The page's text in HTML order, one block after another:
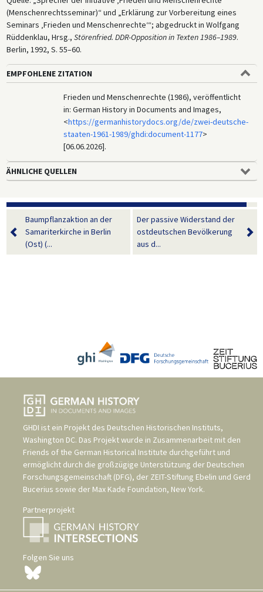
(Menschenrechtsseminar)“ und „Erklärung zur Vorbereitung eines
Seminars ‚Frieden und Menschenrechte‘“; abgedruckt in Wolfgang
Rüddenklau, Hrsg., Störenfried. DDR-Opposition in Texten 1986–1989.
Berlin, 1992, S. 55–60.
EMPFOHLENE ZITATION
Frieden und Menschenrechte (1986), veröffentlicht
in: German History in Documents and Images,
<https://germanhistorydocs.org/de/zwei-deutsche-
staaten-1961-1989/ghdi:document-1177>
[06.06.2026].
ÄHNLICHE QUELLEN
Baumpflanzaktion an der
Samariterkirche in Berlin
(Ost) (...
Der passive Widerstand der
ostdeutschen Bevölkerung
aus d...
GHDI ist ein Projekt des Deutschen Historischen Instituts,
Washington DC. Das Projekt wurde in Zusammenarbeit mit den
Friends of the German Historical Institute durchgeführt und
ermöglicht durch die großzügige Unterstützung der Deutschen
Forschungsgemeinschaft (DFG), der ZEIT-Stiftung Ebelin und Gerd
Bucerius sowie der Max Kade Foundation, New York.
Partnerprojekt
Folgen Sie uns